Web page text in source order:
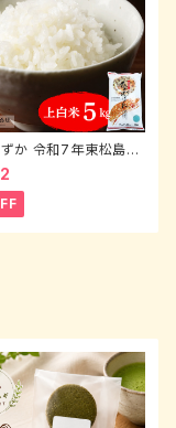
ずか 令和7年東松島野
めぼれ（上白米）5kg